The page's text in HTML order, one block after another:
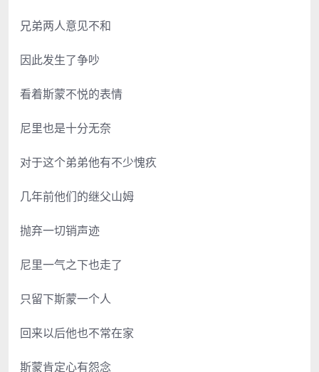
兄弟两人意见不和
因此发生了争吵
看着斯蒙不悦的表情
尼里也是十分无奈
对于这个弟弟他有不少愧疚
几年前他们的继父山姆
抛弃一切销声迹
尼里一气之下也走了
只留下斯蒙一个人
回来以后他也不常在家
斯蒙肯定心有怨念